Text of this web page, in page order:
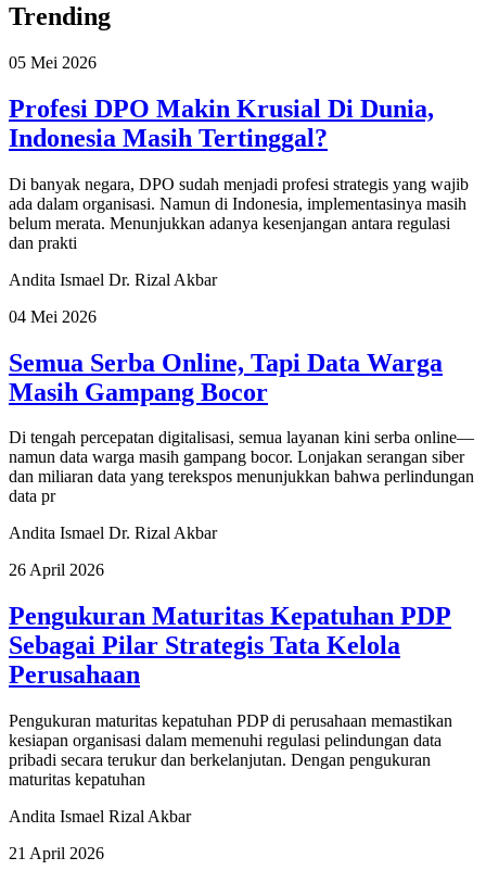
Trending
05 Mei 2026
Profesi DPO Makin Krusial Di Dunia,
Indonesia Masih Tertinggal?
Di banyak negara, DPO sudah menjadi profesi strategis yang wajib
ada dalam organisasi. Namun di Indonesia, implementasinya masih
belum merata. Menunjukkan adanya kesenjangan antara regulasi
dan prakti
Andita Ismael Dr. Rizal Akbar
04 Mei 2026
Semua Serba Online, Tapi Data Warga
Masih Gampang Bocor
Di tengah percepatan digitalisasi, semua layanan kini serba online—
namun data warga masih gampang bocor. Lonjakan serangan siber
dan miliaran data yang terekspos menunjukkan bahwa perlindungan
data pr
Andita Ismael Dr. Rizal Akbar
26 April 2026
Pengukuran Maturitas Kepatuhan PDP
Sebagai Pilar Strategis Tata Kelola
Perusahaan
Pengukuran maturitas kepatuhan PDP di perusahaan memastikan
kesiapan organisasi dalam memenuhi regulasi pelindungan data
pribadi secara terukur dan berkelanjutan. Dengan pengukuran
maturitas kepatuhan
Andita Ismael Rizal Akbar
21 April 2026